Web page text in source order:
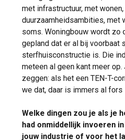
met infrastructuur, met
duurzaamheidsambities, met
soms. Woningbouw wordt zo
gepland dat er al bij voorbaat
sterfhuisconstructie is. Die
meteen al geen kant meer
zeggen: als het een TEN-T-
we dat, daar is immers al fors
Welke dingen zou je als je
had onmiddellijk invoeren
jouw industrie of voor het